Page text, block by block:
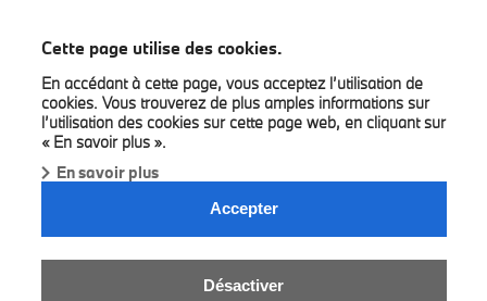
Cette page utilise des cookies.
En accédant à cette page, vous acceptez l’utilisation de
cookies. Vous trouverez de plus amples informations sur
l’utilisation des cookies sur cette page web, en cliquant sur
« En savoir plus ».
En savoir plus
Accepter
Désactiver
DÉCOUVREZ NOS POSTES
VACANTS.